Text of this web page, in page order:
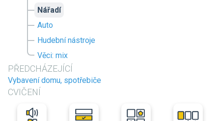
Nářadí
Auto
Hudební nástroje
Věci: mix
PŘEDCHÁZEJÍCÍ
Vybavení domu, spotřebiče
CVIČENÍ